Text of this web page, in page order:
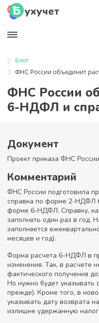
Блог
ФНС России объединит
ФНС России
6-НДФЛ и
Документ
Проект приказа ФНС России
Комментарий
ФНС России подготовила
справка по форме 2-НДФЛ
форме 6-НДФЛ. Справку,
заполнять один раз в год.
заполняется
месяцев и год).
Форма расчета 6-НДФЛ в
изменения. Так, в расчете
фактического получения
Но нужно будет указывать
прежде). Кроме того, в
указывать дату возврата
излишне удержанную